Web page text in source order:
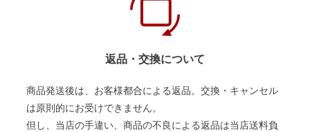
返品・交換について
商品発送後は、お客様都合による返品。交換・キャンセル
は原則的にお受けできません。
但し、当店の手違い、商品の不良による返品は当店送料負